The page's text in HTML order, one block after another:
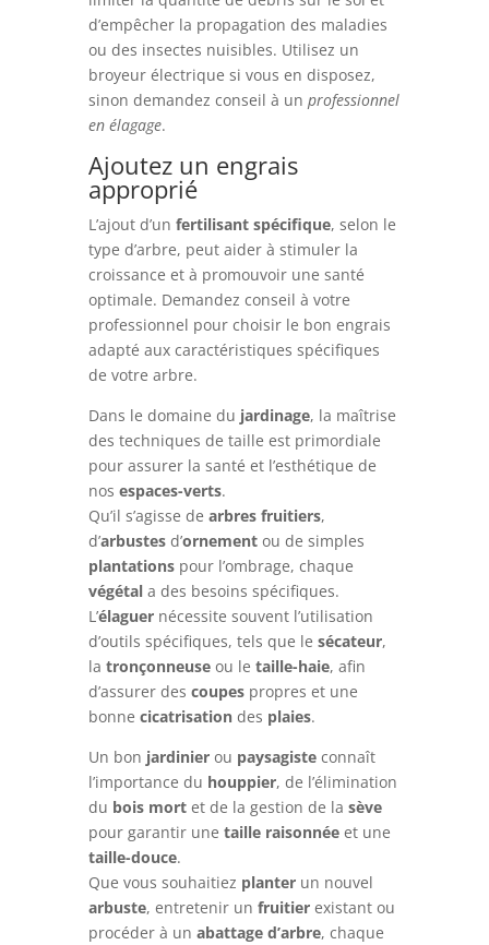
d’empêcher la propagation des maladies
ou des insectes nuisibles. Utilisez un
broyeur électrique si vous en disposez,
sinon demandez conseil à un professionnel
en élagage.
Ajoutez un engrais
approprié
L’ajout d’un fertilisant spécifique, selon le
type d’arbre, peut aider à stimuler la
croissance et à promouvoir une santé
optimale. Demandez conseil à votre
professionnel pour choisir le bon engrais
adapté aux caractéristiques spécifiques
de votre arbre.
Dans le domaine du jardinage, la maîtrise
des techniques de taille est primordiale
pour assurer la santé et l’esthétique de
nos espaces-verts.
Qu’il s’agisse de arbres fruitiers,
d’arbustesd’ornementou de simples
plantationspour l’ombrage, chaque
végétala des besoins spécifiques.
L’élaguernécessite souvent l’utilisation
d’outils spécifiques, tels que le sécateur,
la tronçonneuseou le taille-haie, afin
d’assurer des coupespropres et une
bonne cicatrisationdes plaies.
Un bon jardinierou paysagisteconnaît
l’importance du houppier, de l’élimination
du bois mortet de la gestion de la sève
pour garantir une taille raisonnéeet une
taille-douce.
Que vous souhaitiez planterun nouvel
arbuste, entretenir un fruitierexistant ou
procéder à un abattage d’arbre, chaque